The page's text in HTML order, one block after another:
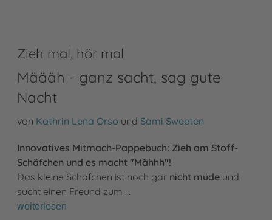
Zieh mal, hör mal
Määäh - ganz sacht, sag gute
Nacht
von Kathrin Lena Orso und Sami Sweeten
Innovatives Mitmach-Pappebuch: Zieh am Stoff-
Schäfchen und es macht "Mähhh"!
Das kleine Schäfchen ist noch gar nicht müde und
sucht einen Freund zum …
weiterlesen